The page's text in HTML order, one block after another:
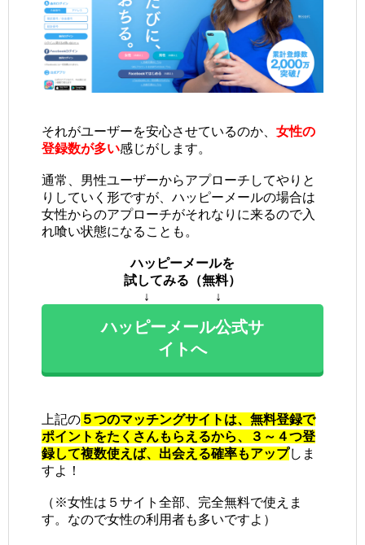
それがユーザーを安心させているのか、 女性の
登録数が多い感じがします。
通常、男性ユーザーからアプローチしてやりと
りしていく形ですが、ハッピーメールの場合は
女性からのアプローチがそれなりに来るので入
れ喰い状態になることも。
ハッピーメールを
試してみる（無料）
↓ ↓
ハッピーメール公式サ
イトへ
上記の ５つのマッチングサイトは、無料登録で
ポイントをたくさんもらえるから、３～４つ登
録して複数使えば、出会える確率もアップしま
すよ！
（※女性は５サイト全部、完全無料で使えま
す。なので女性の利用者も多いですよ）